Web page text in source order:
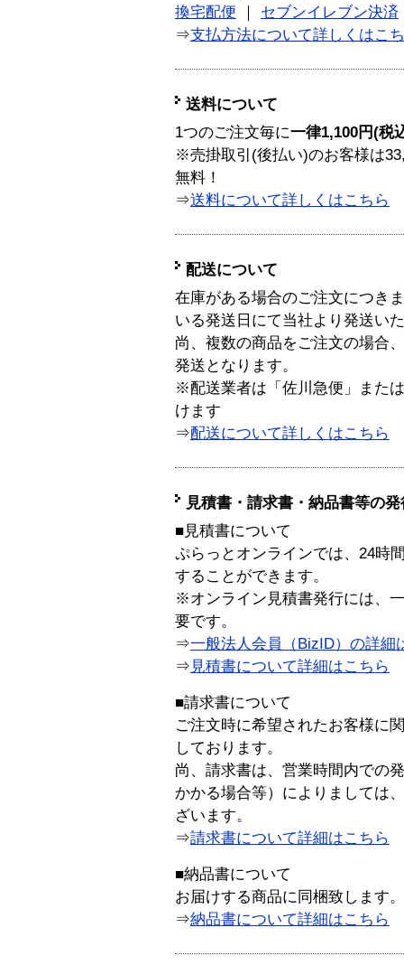
換宅配便
セブンイレブン決済
⇒支払方法について詳しくはこ
送料について
1つのご注文毎に一律1,100円(税
※売掛取引(後払い)のお客様は
無料！
⇒送料について詳しくはこちら
配送について
在庫がある場合のご注文につき
いる発送日にて当社より発送い
尚、複数の商品をご注文の場合
発送となります。
※配送業者は「佐川急便」また
けます
⇒配送について詳しくはこちら
見積書・請求書・納品書等の
■見積書について
ぷらっとオンラインでは、24時
することができます。
※オンライン見積書発行には、
要です。
⇒一般法人会員（BizID）の詳細
⇒ 見積書について詳細はこちら
■請求書について
ご注文時に希望されたお客様に
しております。
尚、請求書は、営業時間内での
かかる場合等）によりましては
ざいます。
⇒請求書について詳細はこちら
■納品書について
お届けする商品に同梱致します。
⇒納品書について詳細はこちら